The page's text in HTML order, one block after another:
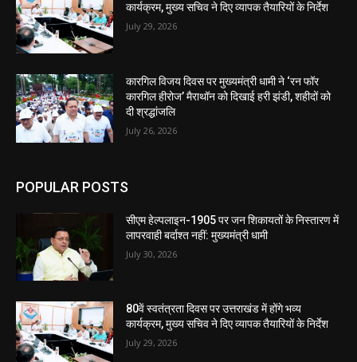
कार्यक्रम, मुख्य सचिव ने दिए व्यापक तैयारियों के निर्देश
July 29, 2026
कारगिल विजय दिवस पर मुख्यमंत्री धामी ने ‘रन फॉर
कारगिल हीरोज’ मैराथॉन को दिखाई हरी झंडी, शहीदों को
दी श्रद्धांजलि
July 26, 2026
POPULAR POSTS
सीएम हेल्पलाइन-1905 पर जन शिकायतों के निस्तारण में
लापरवाही बर्दाश्त नहीं: मुख्यमंत्री धामी
July 30, 2026
80वें स्वतंत्रता दिवस पर उत्तराखंड में होंगे भव्य
कार्यक्रम, मुख्य सचिव ने दिए व्यापक तैयारियों के निर्देश
July 29, 2026